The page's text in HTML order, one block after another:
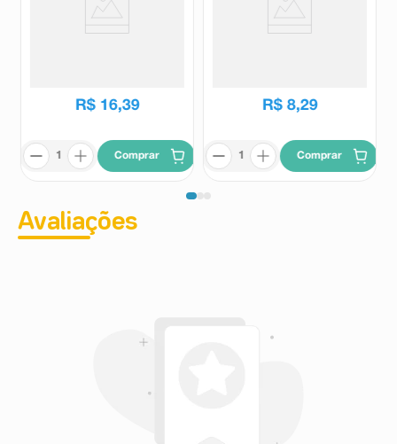
R$ 16,39
Comprar
R$ 8,29
Comprar
Avaliações